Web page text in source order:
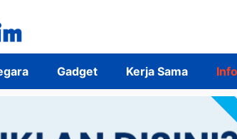
Gadget Kerja Sama